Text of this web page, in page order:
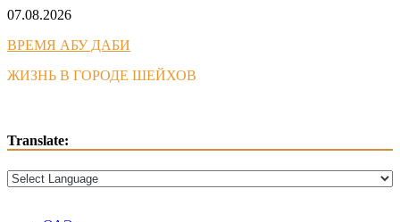
Skip
content
07.08.2026
ВРЕМЯ АБУ ДАБИ
ЖИЗНЬ В ГОРОДЕ ШЕЙХОВ
Translate: